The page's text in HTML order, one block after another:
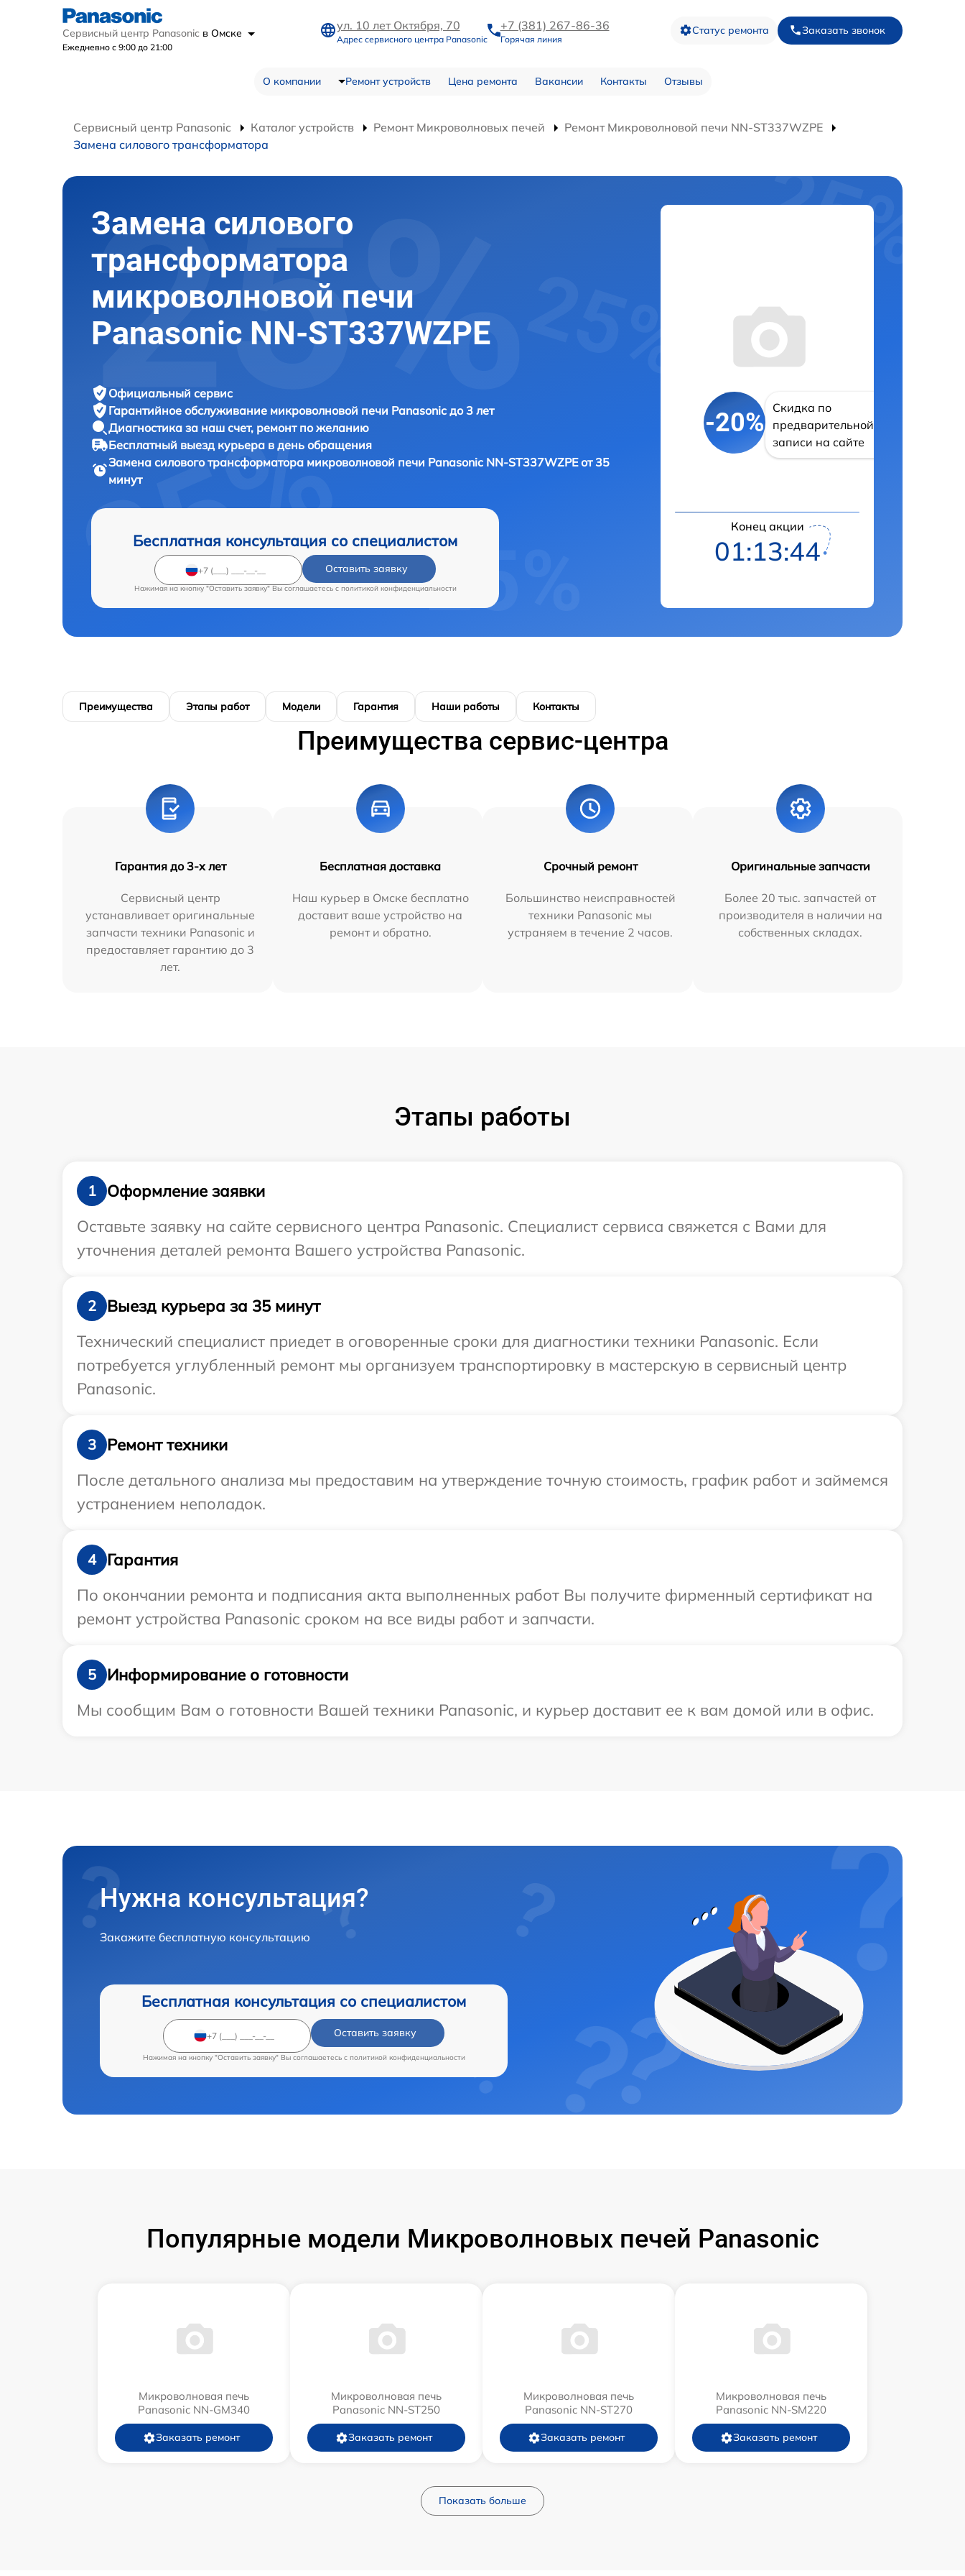
Сервисный центр Panasonic в Омске
Ежедневно с 9:00 до 21:00
ул. 10 лет Октября, 70
Адрес сервисного центра Panasonic
+7 (381) 267-86-36
Горячая линия
Статус ремонта Заказать звонок
О компании Ремонт устройств Цена ремонта Вакансии Контакты Отзывы
Сервисный центр Panasonic Каталог устройств Ремонт Микроволновых печей
Ремонт Микроволновой печи NN-ST337WZPE
Замена силового трансформатора
Замена силового
трансформатора
микроволновой печи
Panasonic NN-ST337WZPE
Официальный сервис
Гарантийное обслуживание микроволновой печи Panasonic до 3 лет
Диагностика за наш счет, ремонт по желанию
Бесплатный выезд курьера в день обращения
Замена силового трансформатора микроволновой печи Panasonic NN-ST337WZPE от 35
минут
Бесплатная консультация со специалистом
Оставить заявку
Нажимая на кнопку "Оставить заявку" Вы соглашаетесь c политикой конфиденциальности
-20%
Скидка по
предварительной
записи на сайте
Конец акции
01:13:43
Преимущества Этапы работ Модели Гарантия Наши работы Контакты
Преимущества сервис-центра
Гарантия до 3-х лет
Сервисный центр
устанавливает оригинальные
запчасти техники Panasonic и
предоставляет гарантию до 3
лет.
Бесплатная доставка
Наш курьер в Омске бесплатно
доставит ваше устройство на
ремонт и обратно.
Срочный ремонт
Большинство неисправностей
техники Panasonic мы
устраняем в течение 2 часов.
Оригинальные запчасти
Более 20 тыс. запчастей от
производителя в наличии на
собственных складах.
Этапы работы
1
Оформление заявки
Оставьте заявку на сайте сервисного центра Panasonic. Специалист сервиса свяжется с Вами для
уточнения деталей ремонта Вашего устройства Panasonic.
2
Выезд курьера за 35 минут
Технический специалист приедет в оговоренные сроки для диагностики техники Panasonic. Если
потребуется углубленный ремонт мы организуем транспортировку в мастерскую в сервисный центр
Panasonic.
3
Ремонт техники
После детального анализа мы предоставим на утверждение точную стоимость, график работ и займемся
устранением неполадок.
4
Гарантия
По окончании ремонта и подписания акта выполненных работ Вы получите фирменный сертификат на
ремонт устройства Panasonic сроком на все виды работ и запчасти.
5
Информирование о готовности
Мы сообщим Вам о готовности Вашей техники Panasonic, и курьер доставит ее к вам домой или в офис.
Нужна консультация?
Закажите бесплатную консультацию
Бесплатная консультация со специалистом
Оставить заявку
Нажимая на кнопку "Оставить заявку" Вы соглашаетесь c политикой конфиденциальности
Популярные модели Микроволновых печей Panasonic
Микроволновая печь
Panasonic NN-GM340
Заказать ремонт
Микроволновая печь
Panasonic NN-ST250
Заказать ремонт
Микроволновая печь
Panasonic NN-ST270
Заказать ремонт
Микроволновая печь
Panasonic NN-SM220
Заказать ремонт
Показать больше